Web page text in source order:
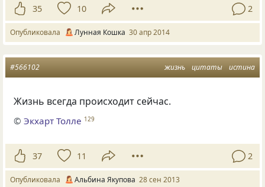
35 10 2
Опубликовала Лунная Кошка 30 апр 2014
жизнь цитаты истина
#566102
Жизнь всегда происходит сейчас.
©Экхарт Толле 129
37 11 2
Опубликовала Альбина Якупова 28 сен 2013